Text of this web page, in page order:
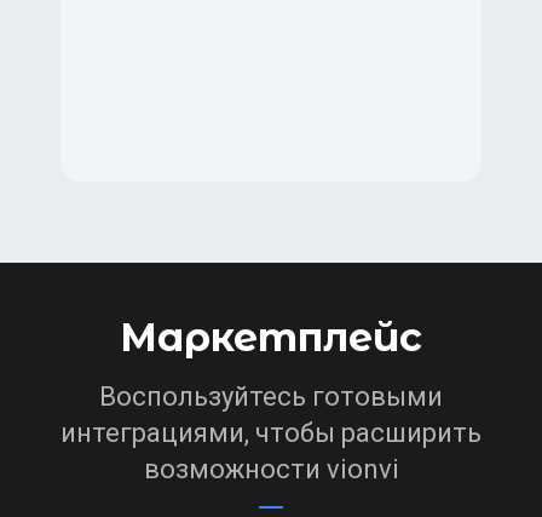
Маркетплейс
Воспользуйтесь готовыми
интеграциями, чтобы расширить
возможности vionvi